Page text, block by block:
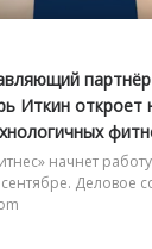
партнёр
Иткин откроет
начнет
Деловое